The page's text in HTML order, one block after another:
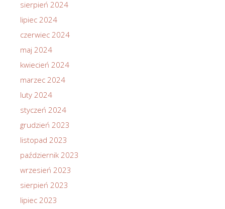
sierpień 2024
lipiec 2024
czerwiec 2024
maj 2024
kwiecień 2024
marzec 2024
luty 2024
styczeń 2024
grudzień 2023
listopad 2023
październik 2023
wrzesień 2023
sierpień 2023
lipiec 2023